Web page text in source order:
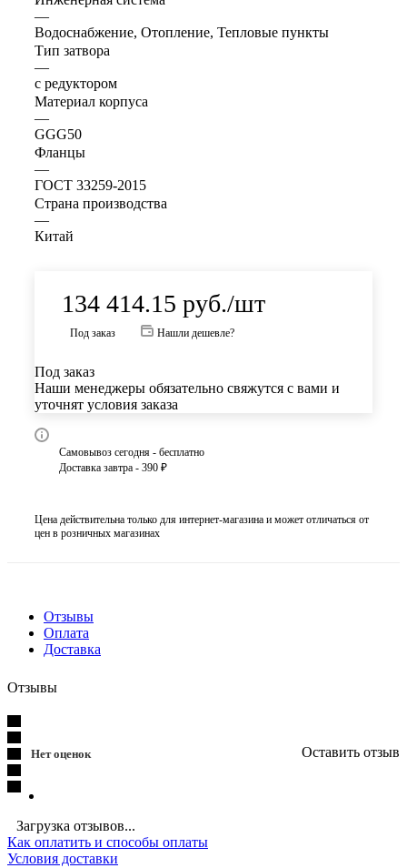
—
Водоснабжение, Отопление, Тепловые пункты
Тип затвора
—
с редуктором
Материал корпуса
—
GGG50
Фланцы
—
ГОСТ 33259-2015
Страна производства
—
Китай
134 414.15 руб./шт
Под заказ Нашли дешевле?
Под заказ
Наши менеджеры обязательно свяжутся с вами и
уточнят условия заказа
Самовывоз сегодня - бесплатно
Доставка завтра - 390 ₽
Цена действительна только для интернет-магазина и может отличаться от
цен в розничных магазинах
Отзывы
Оплата
Доставка
Отзывы
Нет оценок Оставить отзыв
Загрузка отзывов...
Как оплатить и способы оплаты
Условия доставки